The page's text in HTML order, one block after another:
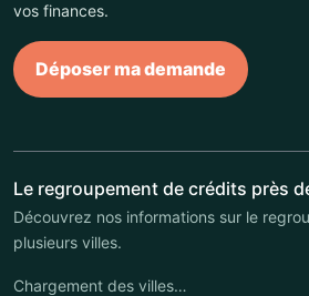
vos finances.
Déposer ma demande
Le regroupement de crédits près
Découvrez nos informations sur le
plusieurs villes.
Chargement des villes…